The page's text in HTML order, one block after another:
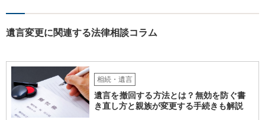
遺言変更に関連する法律相談コラム
相続・遺言
遺言を撤回する方法とは？無効を防ぐ書
き直し方と親族が変更する手続きも解説